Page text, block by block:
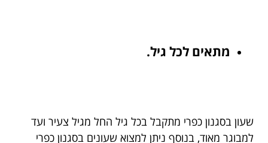
מתאים לכל גיל.
שעון בסגנון כפרי מתקבל בכל גיל החל מגיל צעיר ועד
למבוגר מאוד, בנוסף ניתן למצוא שעונים בסגנון כפרי